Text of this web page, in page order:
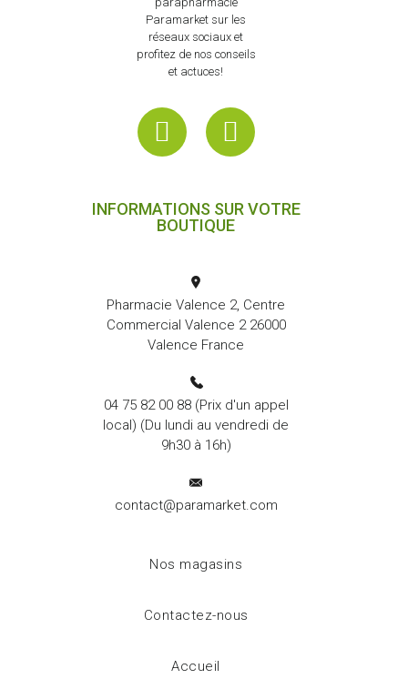
Paramarket sur les
réseaux sociaux et
profitez de nos conseils
et actuces!
INFORMATIONS SUR VOTRE
BOUTIQUE
Pharmacie Valence 2, Centre
Commercial Valence 2 26000
Valence France
04 75 82 00 88(Prix d'un appel
local) (Du lundi au vendredi de
9h30 à 16h)
contact@paramarket.com
Nos magasins
Contactez-nous
Accueil